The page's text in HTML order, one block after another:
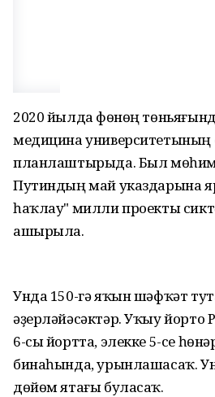
2020 йылда Өфөнөң
медицина
планлаштырыда. Был
Путиндың май указдарына
һаҡлау" милли проекты
ашырыла.
Унда 150-гә яҡын шәфҡәт
әҙерләйәсәктәр. Уҡыу
6-сы йортта, элекке 5-се
бинаһында, урынлашасаҡ.
дөйөм ятағы буласаҡ.